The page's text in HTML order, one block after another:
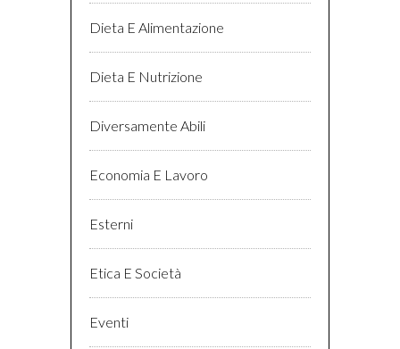
Dieta E Alimentazione
Dieta E Nutrizione
Diversamente Abili
Economia E Lavoro
Esterni
Etica E Società
Eventi